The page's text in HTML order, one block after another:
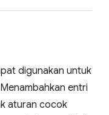
digunakan untuk
entri
aturan cocok